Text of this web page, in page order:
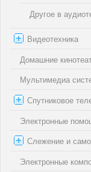
Другое в
Видеотехника
Домашние
Мультимедиа
Спутниковое
Электронные
Слежение и
Электронные